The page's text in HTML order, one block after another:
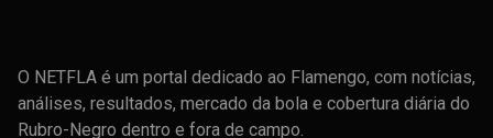
O NETFLA é um portal dedicado ao Flamengo, com notícias,
análises, resultados, mercado da bola e cobertura diária do
Rubro-Negro dentro e fora de campo.